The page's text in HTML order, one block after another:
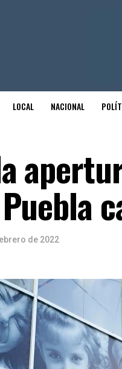
LOCAL NACIONAL
de 2022